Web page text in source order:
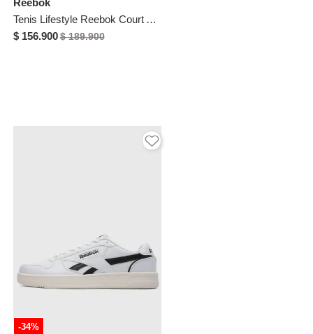
Tenis Lifestyle Reebok Court Advance Vulc Negro
$ 156.900$ 189.900
-34%